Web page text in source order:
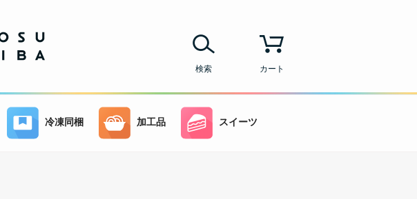
カート
検索
冷凍同梱 加工品 スイーツ